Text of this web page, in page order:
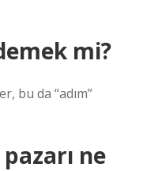
mi?
bu da “adım”
ne